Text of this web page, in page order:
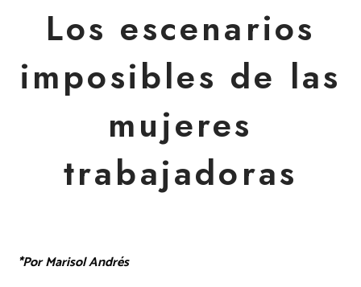
Los escenarios
imposibles de las
mujeres
trabajadoras
*Por Marisol Andrés